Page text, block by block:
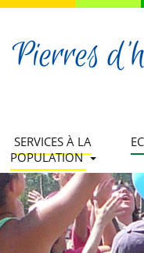
SERVICES À LA
POPULATION